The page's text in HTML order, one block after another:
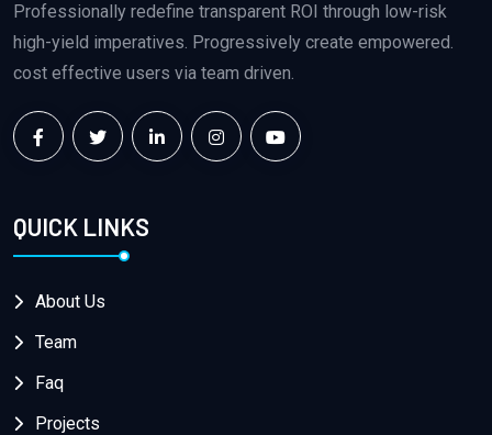
Professionally redefine transparent ROI through low-risk
high-yield imperatives. Progressively create empowered.
cost effective users via team driven.
QUICK LINKS
About Us
Team
Faq
Projects